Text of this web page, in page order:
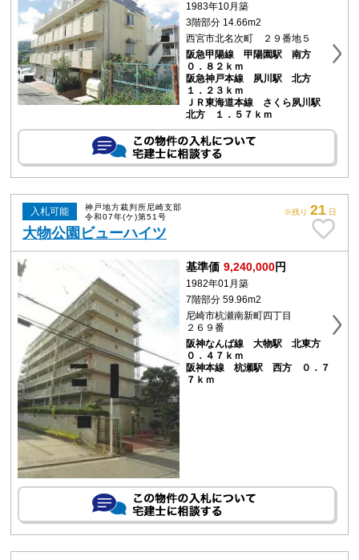
1983年10月築
3階部分 14.66m2
西宮市北名次町 ２９番地５
阪急甲陽線 甲陽園駅 南方
０．８２ｋｍ
阪急神戸本線 夙川駅 北方
１．２３ｋｍ
ＪＲ東海道本線 さくら夙川駅
北方 １．５７ｋｍ
入札可能
神戸地方裁判所尼崎支部
令和07年(ケ)第51号
大物公園ビューハイツ
※残り21 日
基準価 9,240,000円
1982年01月築
7階部分 59.96m2
尼崎市杭瀬南新町四丁目
２６９番
阪神なんば線 大物駅 北東方
０．４７ｋｍ
阪神本線 杭瀬駅 西方 ０．７
７ｋｍ